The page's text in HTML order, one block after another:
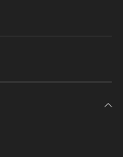
にお届けする商品と
予約時は生産の都合
異なる場合がござい
ト◆